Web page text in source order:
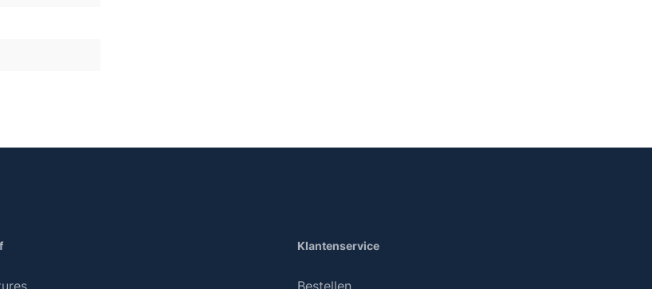
Klantenservice
Bestellen